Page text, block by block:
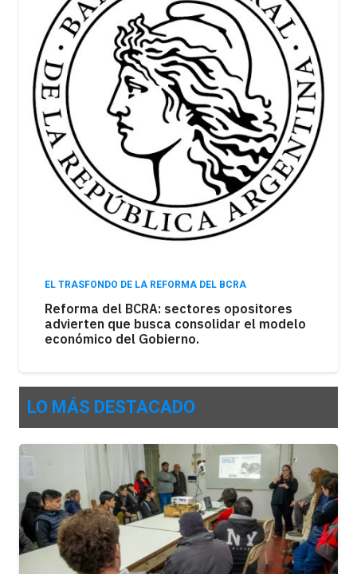
EL TRASFONDO DE LA REFORMA DEL BCRA
Reforma del BCRA: sectores opositores
advierten que busca consolidar el modelo
económico del Gobierno.
LO MÁS DESTACADO